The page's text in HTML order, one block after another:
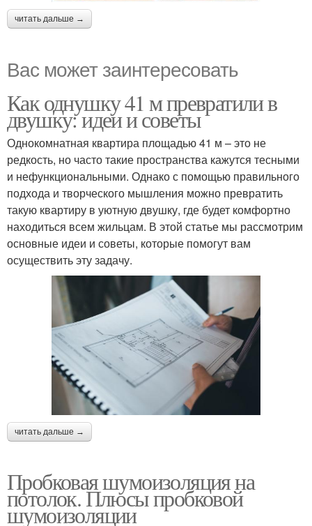
читать дальше →
Вас может заинтересовать
Как однушку 41 м превратили в
двушку: идеи и советы
Однокомнатная квартира площадью 41 м – это не
редкость, но часто такие пространства кажутся тесными
и нефункциональными. Однако с помощью правильного
подхода и творческого мышления можно превратить
такую квартиру в уютную двушку, где будет комфортно
находиться всем жильцам. В этой статье мы рассмотрим
основные идеи и советы, которые помогут вам
осуществить эту задачу.
читать дальше →
Пробковая шумоизоляция на
потолок. Плюсы пробковой
шумоизоляции